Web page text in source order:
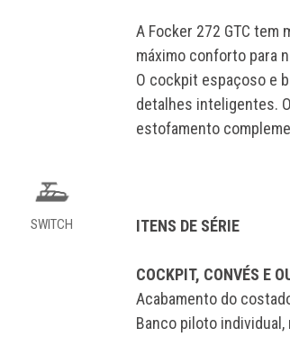
SWITCH
A Focker 272 GTC tem
máximo conforto para
O cockpit espaçoso e
detalhes inteligentes.
estofamento
ITENS DE SÉRIE
COCKPIT, CONVÉS E
Acabamento do
Banco piloto